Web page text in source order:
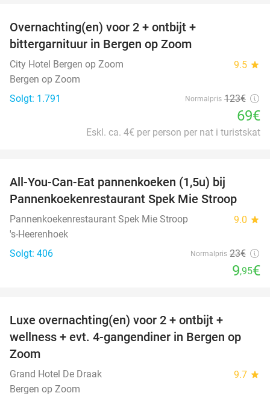
Overnachting(en) voor 2 + ontbijt +
bittergarnituur in Bergen op Zoom
City Hotel Bergen op Zoom 9.5 star
Bergen op Zoom
Solgt: 1.791
Normalpris 123€
69€
Eskl. ca. 4€ per person per nat i turistskat
All-You-Can-Eat pannenkoeken (1,5u) bij
Pannenkoekenrestaurant Spek Mie Stroop
Pannenkoekenrestaurant Spek Mie Stroop 9.0 star
's-Heerenhoek
Solgt: 406
Normalpris 23€
9,95€
Luxe overnachting(en) voor 2 + ontbijt +
wellness + evt. 4-gangendiner in Bergen op
Zoom
Grand Hotel De Draak 9.7 star
Bergen op Zoom